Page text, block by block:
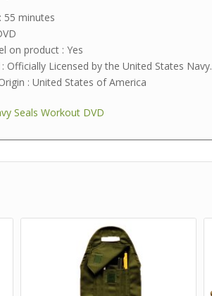
55 minutes
on product : Yes
Officially Licensed by the United States Navy.
: United States of America
Seals Workout DVD